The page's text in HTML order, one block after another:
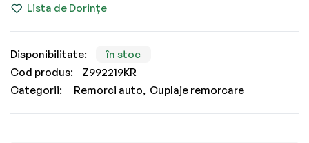
Lista de Dorințe
în stoc
Cod produs
Z992219KR
Categorii:
Remorci auto Cuplaje remorcare